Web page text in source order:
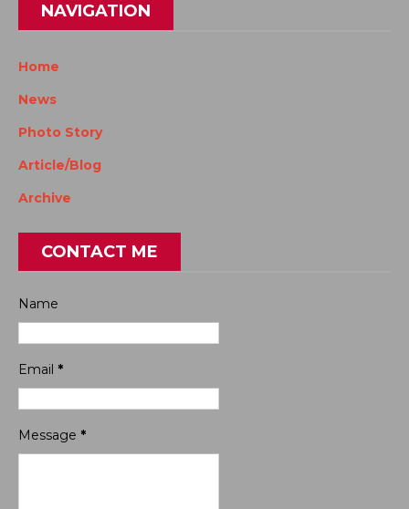
NAVIGATION
Home
News
Photo Story
Article/Blog
Archive
CONTACT ME
Name
Email *
Message *